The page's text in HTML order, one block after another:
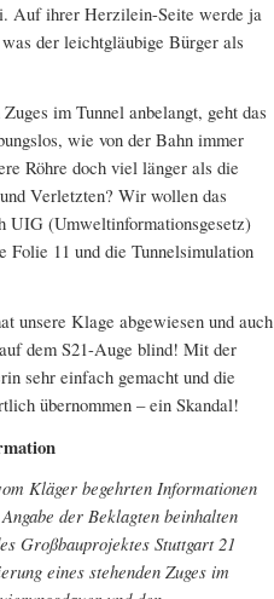
Auf ihrer Herzilein-Seite werde ja
der leichtgläubige Bürger als
im Tunnel anbelangt, geht das
wie von der Bahn immer
Röhre doch viel länger als die
Verletzten? Wir wollen das
UIG (Umweltinformationsgesetz)
Folie 11 und die Tunnelsimulation
unsere Klage abgewiesen und auch
dem S21-Auge blind! Mit der
sehr einfach gemacht und die
übernommen – ein Skandal!
Kläger begehrten Informationen
der Beklagten beinhalten
Großbauprojektes Stuttgart 21
eines stehenden Zuges im